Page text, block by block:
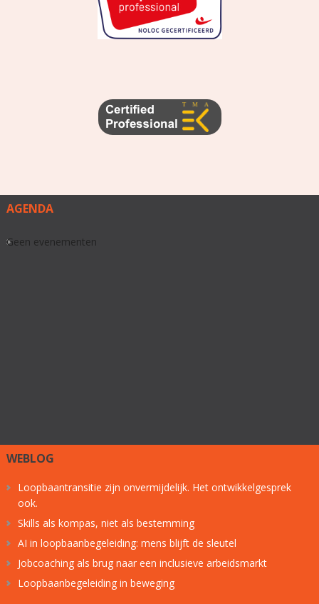
AGENDA
Geen evenementen
WEBLOG
Loopbaantransitie zijn onvermijdelijk. Het ontwikkelgesprek
ook.
Skills als kompas, niet als bestemming
AI in loopbaanbegeleiding: mens blijft de sleutel
Jobcoaching als brug naar een inclusieve arbeidsmarkt
Loopbaanbegeleiding in beweging